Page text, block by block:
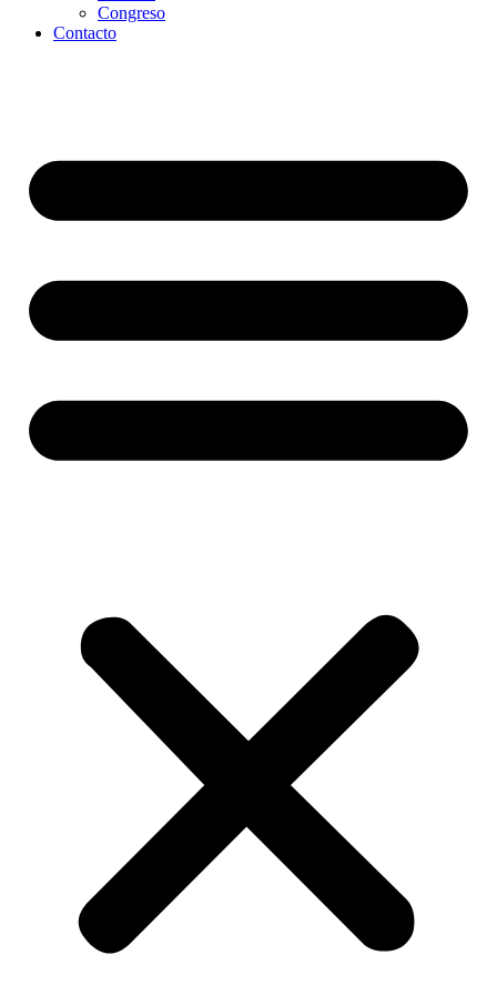
Congreso
Contacto